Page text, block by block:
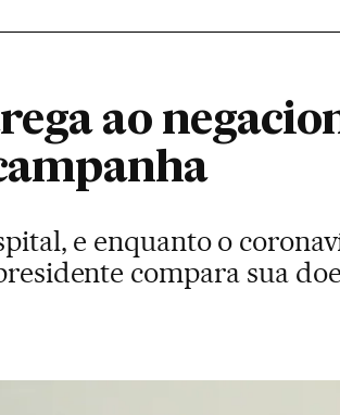
ao
e enquanto o
compara sua